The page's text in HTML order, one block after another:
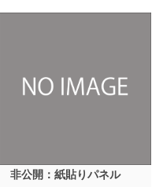
非公開：紙貼りパネル